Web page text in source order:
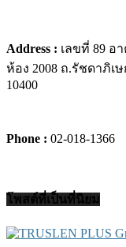
Address : เลขที่ 89 อ
ห้อง 2008 ถ.รัชดาภิเ
10400
Phone : 02-018-1366
โพสต์ที่เป็นที่นิยม